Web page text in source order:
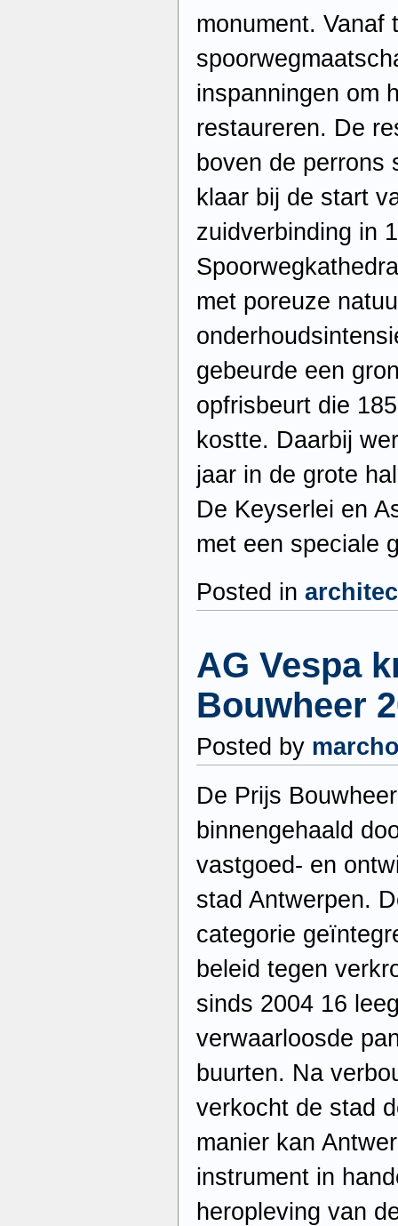
monument. Vanaf
inspanningen om
restaureren. De
boven de perrons
klaar bij de start
zuidverbinding in
met poreuze
gebeurde een
opfrisbeurt die
kostte. Daarbij
jaar in de grote
De Keyserlei en
met een speciale
Posted in
AG Vespa
Bouwheer
Posted by
De Prijs
binnengehaald
vastgoed- en
stad Antwerpen.
categorie
beleid tegen
sinds 2004 16
verwaarloosde
buurten. Na
verkocht de stad
manier kan
instrument in
heropleving van